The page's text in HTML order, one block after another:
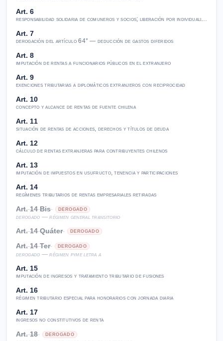
Art. 6
responsabilidad solidaria de comuneros y socios; liberación por individualización
Art. 7
derogación del artículo 64° — deducción de gastos diferidos
Art. 8
imputación de rentas a funcionarios públicos en el extranjero
Art. 9
exenciones tributarias a diplomáticos extranjeros con reciprocidad
Art. 10
concepto y alcance de rentas de fuente chilena
Art. 11
situación de rentas de acciones, derechos y títulos de deuda
Art. 12
cálculo de rentas extranjeras para contribuyentes chilenos
Art. 13
imputación de impuestos en usufructo, tenencia y participaciones
Art. 14
regímenes tributarios de rentas empresariales retiradas
Art. 14 Bis DEROGADO
derogado — régimen general transitorio
Art. 14 Quáter DEROGADO
Art. 14 Ter DEROGADO
derogado — régimen pyme letra a
Art. 15
imputación de ingresos y tratamiento tributario de fusiones
Art. 16
régimen tributario especial para honorarios con jornada diaria
Art. 17
ingresos no constitutivos de renta
Art. 18 DEROGADO